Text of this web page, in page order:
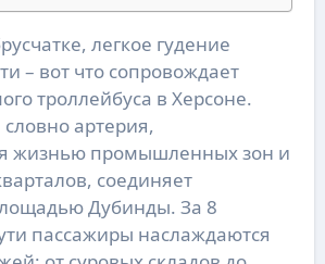
– вот что сопровождает
троллейбуса в Херсоне.
артерия,
жизнью промышленных зон и
соединяет
Дубинды. За 8
пассажиры наслаждаются